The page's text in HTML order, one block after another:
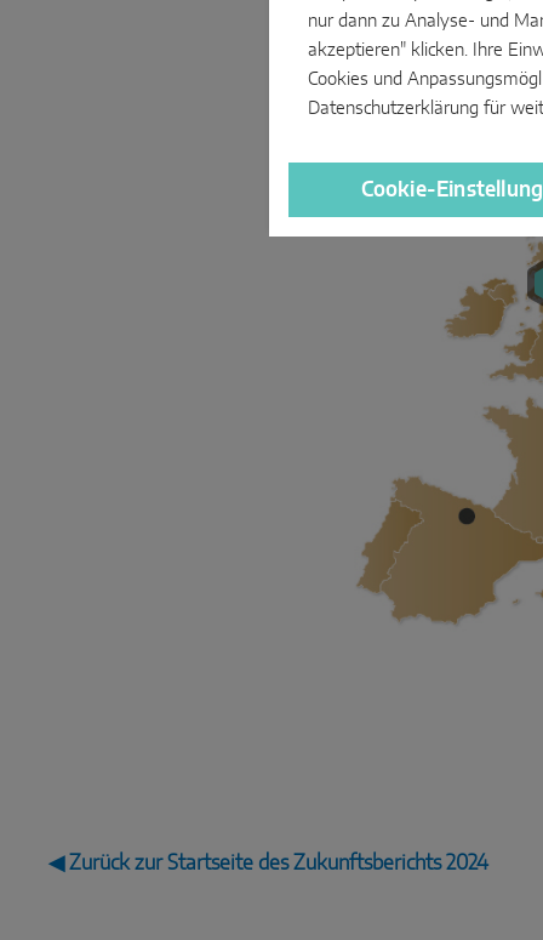
◀ Zurück zur Startseite des Zukunftsberichts 2024
nur dann zu Analyse- und
akzeptieren" klicken. Ihre
Cookies und
Datenschutzerklärung für
Cookie-